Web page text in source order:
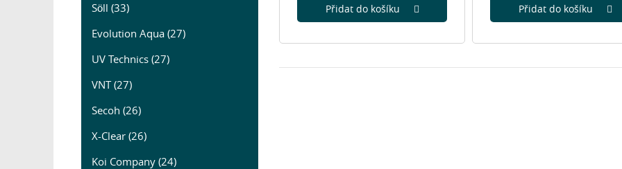
Söll (33)
Evolution Aqua (27)
UV Technics (27)
VNT (27)
Secoh (26)
X-Clear (26)
Koi Company (24)
Přidat do košíku Přidat do košíku